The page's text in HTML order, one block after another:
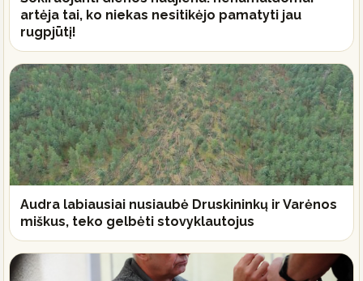
artėja tai, ko niekas nesitikėjo pamatyti jau
rugpjūtį!
Audra labiausiai nusiaubė Druskininkų ir Varėnos
miškus, teko gelbėti stovyklautojus